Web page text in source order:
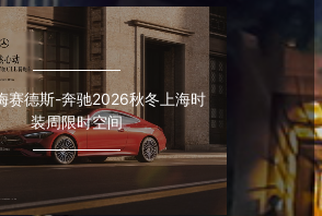
赛德斯-奔驰2026秋冬上海时
装周限时空间